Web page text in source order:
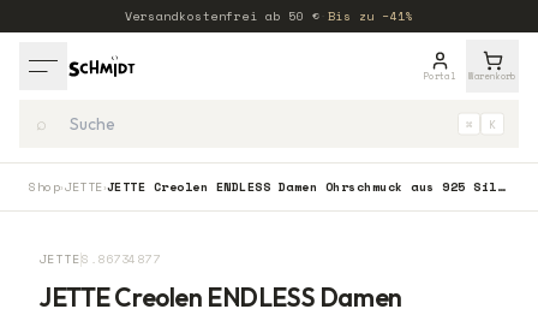
Versandkostenfrei ab 50 € Bis zu −41%
Portal Warenkorb
⌕ ⌘ K
Shop›JETTE› JETTE Creolen ENDLESS Damen Ohrschmuck aus 925 Silber mit Zirkonia, 15x5mm, silberfarben
JETTES.86734877
JETTE Creolen ENDLESS Damen